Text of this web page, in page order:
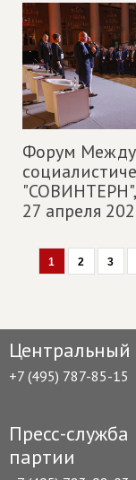
Форум
"СОВИНТЕРН",
27 апреля
1 2 3
+7 (495) 787-85-15
Пресс-служба
партии